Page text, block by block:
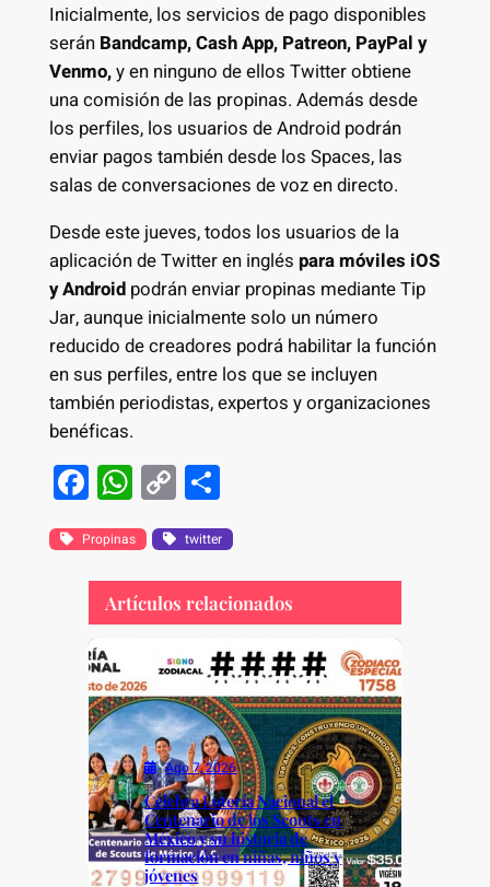
Inicialmente, los servicios de pago disponibles
serán Bandcamp, Cash App, Patreon, PayPal y
Venmo,y en ninguno de ellos Twitter obtiene
una comisión de las propinas. Además desde
los perfiles, los usuarios de Android podrán
enviar pagos también desde los Spaces, las
salas de conversaciones de voz en directo.
Desde este jueves, todos los usuarios de la
aplicación de Twitter en inglés para móviles iOS
y Android podrán enviar propinas mediante Tip
Jar, aunque inicialmente solo un número
reducido de creadores podrá habilitar la función
en sus perfiles, entre los que se incluyen
también periodistas, expertos y organizaciones
benéficas.
F
a
c
e
b
o
o
k
W
h
at
s
A
p
C
o
p
y
Li
n
k
S
h
ar
e
Propinas twitter
Artículos relacionados
Ago 7, 2026
Celebra Lotería Nacional el
Centenario de los Scouts en
México y su historia de
formación en niñas, niños y
jóvenes